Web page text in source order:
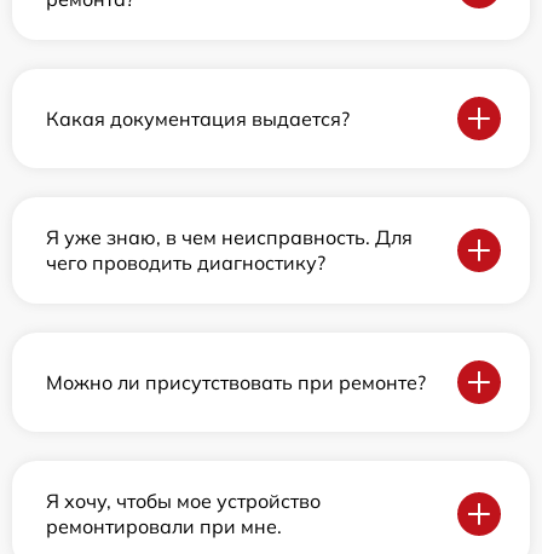
Какая документация выдается?
Я уже знаю, в чем неисправность. Для
чего проводить диагностику?
Можно ли присутствовать при ремонте?
Я хочу, чтобы мое устройство
ремонтировали при мне.